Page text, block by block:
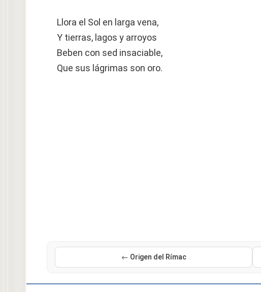
Llora el Sol en larga vena,
Y tierras, lagos y arroyos
Beben con sed insaciable,
Que sus lágrimas son oro.
← Origen del Rímac